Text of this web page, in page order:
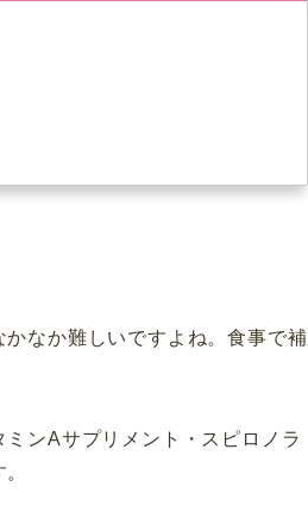
なか難しいですよね。食事で補
ンAサプリメント・スピロノラ